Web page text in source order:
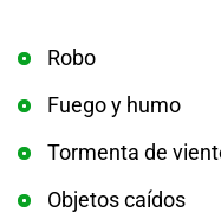
Robo
Fuego y humo
Tormenta de
Objetos caídos